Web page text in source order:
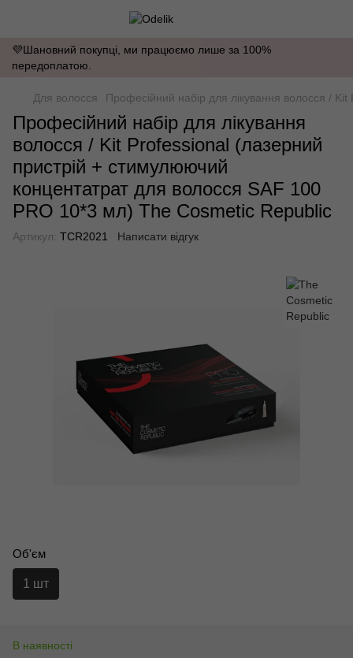
💜Шановний покупці, ми працюємо лише за 100%
передоплатою.
Для волосся Професійний набір для лікування волосся /
Професійний набір для лікування
волосся / Kit Professional (лазерний
пристрій + стимулюючий
концентатрат для волосся SAF 100
PRO 10*3 мл) The Cosmetic Republic
Артикул: TCR2021 Написати відгук
Об'єм
1 шт
В наявності